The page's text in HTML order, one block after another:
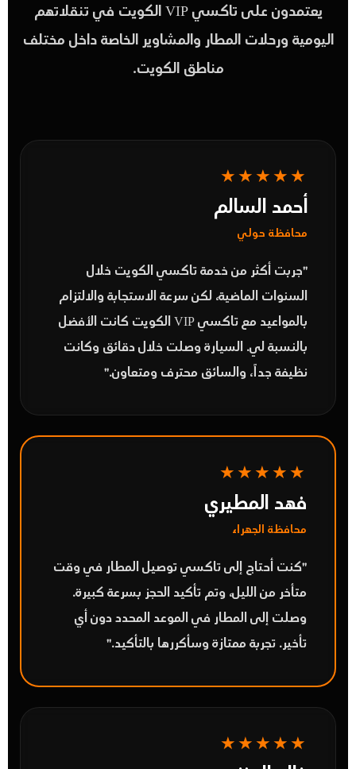
يعتمدون على تاكسي VIP الكويت في تنقلاتهم
اليومية ورحلات المطار والمشاوير الخاصة داخل مختلف
مناطق الكويت.
★★★★★
أحمد السالم
محافظة حولي
"جربت أكثر من خدمةتاكسي الكويت خلال
السنوات الماضية، لكن سرعة الاستجابة والالتزام
بالمواعيد مع تاكسي VIP الكويت كانت الأفضل
بالنسبة لي. السيارة وصلت خلال دقائق وكانت
نظيفة جداً، والسائق محترف ومتعاون."
★★★★★
فهد المطيري
محافظة الجهراء
"كنت أحتاج إلىتاكسي توصيل المطارفي وقت
متأخر من الليل، وتم تأكيد الحجز بسرعة كبيرة.
وصلت إلى المطار في الموعد المحدد دون أي
تأخير. تجربة ممتازة وسأكررها بالتأكيد."
★★★★★